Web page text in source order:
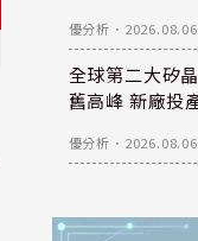
優分析 ． 2026.08.06
全球第二大矽
舊高峰 新廠投
優分析 ． 2026.08.06